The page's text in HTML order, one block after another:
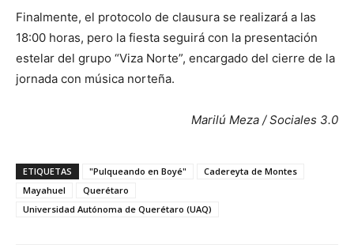
Finalmente, el protocolo de clausura se realizará a las
18:00 horas, pero la fiesta seguirá con la presentación
estelar del grupo “Viza Norte”, encargado del cierre de la
jornada con música norteña.
Marilú Meza / Sociales 3.0
ETIQUETAS "Pulqueando en Boyé"
Cadereyta de Montes
Mayahuel
Querétaro
Universidad Autónoma de Querétaro (UAQ)